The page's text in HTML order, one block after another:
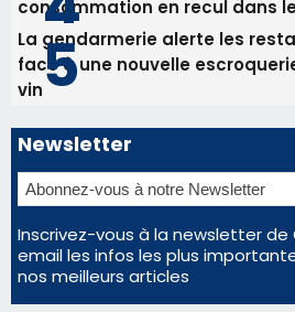
Les plus lus
Satine Nomary est la nouvelle
Éclipse du 12 août : la Corse
d'un spectacle qui ne reviendra
Éclipse du 12 août : Où
profiter pleinement du
En Corse, un début de saison
consommation en recul dans